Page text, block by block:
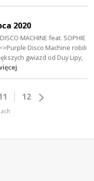
2020
MACHINE feat. SOPHIE
Disco Machine robili
gwiazd od Duy Lipy,
12